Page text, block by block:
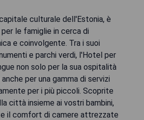
culturale dell'Estonia, è
le famiglie in cerca di
e coinvolgente. Tra i suoi
e parchi verdi, l'Hotel per
non solo per la sua ospitalità
per una gamma di servizi
per i più piccoli. Scoprite
città insieme ai vostri bambini,
il comfort di camere attrezzate